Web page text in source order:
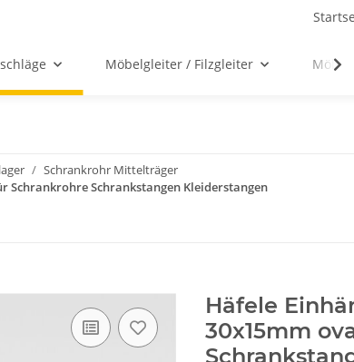
Möbelgleiter / Filzgleiter
Schrankrohr Mittelträger
Schrankrohre Schrankstangen Kleiderstangen
Häfele
30x15mm